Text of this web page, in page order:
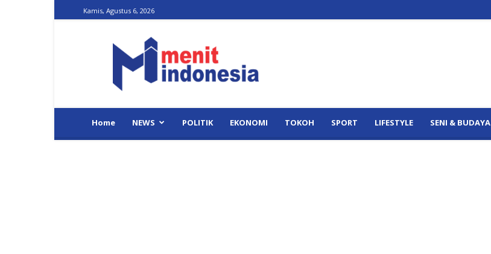
Kamis, Agustus 6, 2026
Indonesia
Home NEWS POLITIK EKONOMI TOKOH SPORT LIFESTYLE SENI & BUDAYA